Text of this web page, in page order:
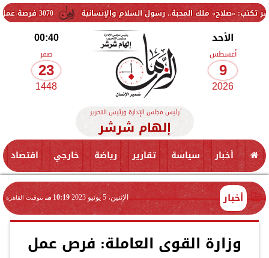
3070 فرصة عمل جديدة بالقطاع الخاص.. وظائف برواتب تصل إلى 9500 جنيه ملك المحبة.. رسول السلام والإنسانية
الأحد
أغسطس
9
2026
00:40
صفر
23
1448
رئيس مجلس الإدارة ورئيس التحرير
إلهام شرشر
أخبار سياسة تقارير رياضة خارجي اقتصاد
أخبار الإثنين، 5 يونيو 2023 10:19 مـ بتوقيت القاهرة
وزارة القوى العاملة: فرص عمل